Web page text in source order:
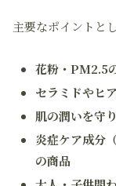
主要なポイントと
花粉・PM2.5
セラミドやヒ
肌の潤いを守
炎症ケア成分
の商品